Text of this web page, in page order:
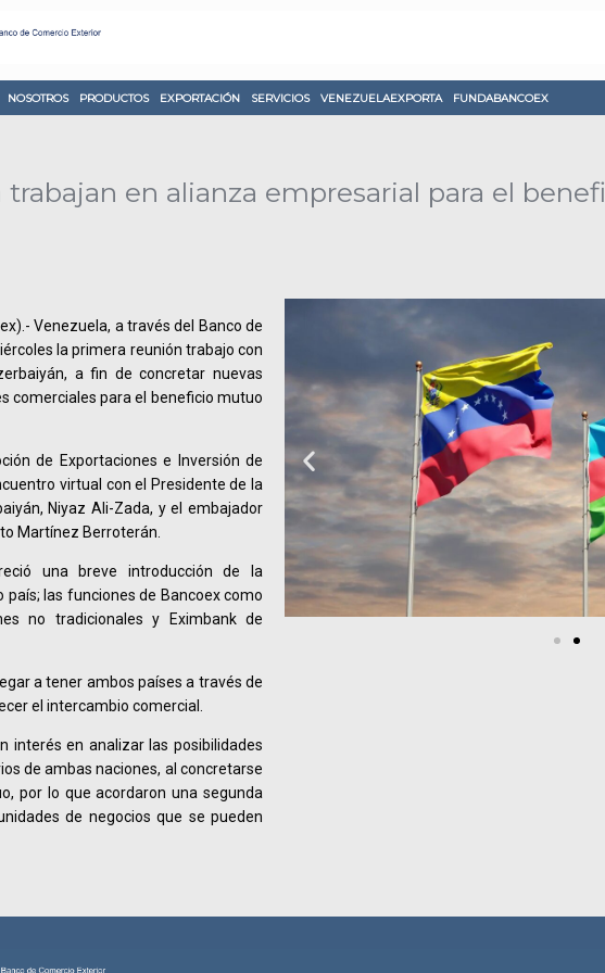
NOSOTROS PRODUCTOS EXPORTACIÓN SERVICIOS VENEZUELAEXPORTA FUNDABANCOEX
en alianza empresarial para el
Venezuela, a través del Banco de
la primera reunión trabajo con
a fin de concretar nuevas
comerciales para el beneficio mutuo
de Exportaciones e Inversión de
virtual con el Presidente de la
Niyaz Ali-Zada, y el embajador
Martínez Berroterán.
una breve introducción de la
las funciones de Bancoex como
no tradicionales y Eximbank de
a tener ambos países a través de
el intercambio comercial.
interés en analizar las posibilidades
de ambas naciones, al concretarse
por lo que acordaron una segunda
de negocios que se pueden